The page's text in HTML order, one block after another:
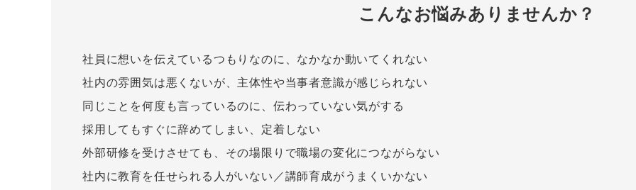
こんなお悩みありませんか？
社員に想いを伝えているつもりなのに、なかなか動いてくれない
社内の雰囲気は悪くないが、主体性や当事者意識が感じられない
同じことを何度も言っているのに、伝わっていない気がする
採用してもすぐに辞めてしまい、定着しない
外部研修を受けさせても、その場限りで職場の変化につながらない
社内に教育を任せられる人がいない／講師育成がうまくいかない